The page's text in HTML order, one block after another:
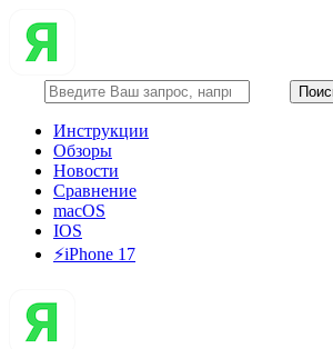
Инструкции
Обзоры
Новости
Сравнение
macOS
IOS
⚡️iPhone 17